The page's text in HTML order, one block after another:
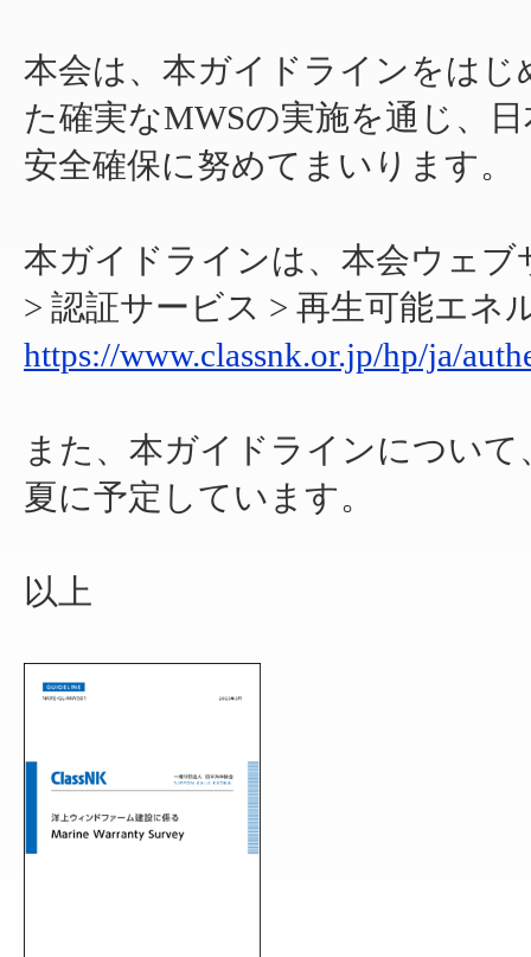
本会は、本ガイドラインをは
た確実なMWSの実施を通じ、
安全確保に努めてまいります。
本ガイドラインは、本会ウェ
> 認証サービス > 再生可能エ
https://www.classnk.or.jp/hp/ja/
また、本ガイドラインについ
夏に予定しています。
以上